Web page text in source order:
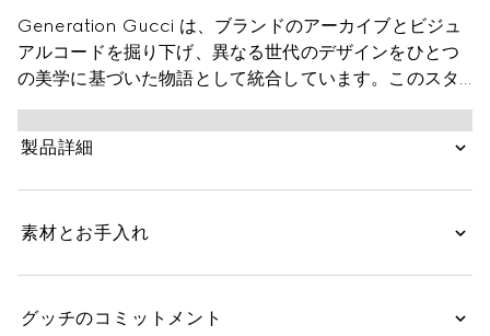
Generation Gucci は、ブランドのアーカイブとビジュ
アルコードを掘り下げ、異なる世代のデザインをひとつ
の美学に基づいた物語として統合しています。このスタ
イルはGGキャンバスで仕立てられ、取り外し可能なス
トラップでクロスボディまたはショルダーバッグとして
お使いいただけます。
製品詳細
素材とお手入れ
グッチのコミットメント